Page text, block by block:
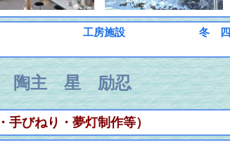
設 冬 四
陶主 星 励忍
びねり・夢灯制作等）